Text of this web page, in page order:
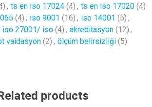
, ts en iso 17024 (4) , ts en iso 17020 (4)
(4) , iso 9001 (16) , iso 14001 (5) ,
iso 27001/ iso (4) , akreditasyon (12) ,
vaidasyon (2) , ölçüm belirsizliği (5)
products